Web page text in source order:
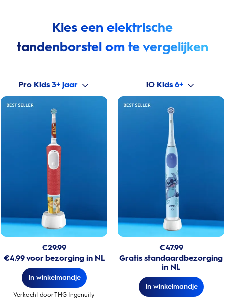
Kies een elektrische
tandenborstel om te vergelijken
Pro Kids 3+ jaar
€29.99
€4.99 voor bezorging in NL
In winkelmandje
Verkocht door THG Ingenuity
iO Kids 6+
€47.99
Gratis standaardbezorging
in NL
In winkelmandje